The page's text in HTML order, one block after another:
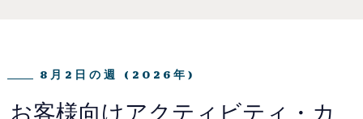
8月2日の週 (2026年)
お客様向けアクティビティ・カ